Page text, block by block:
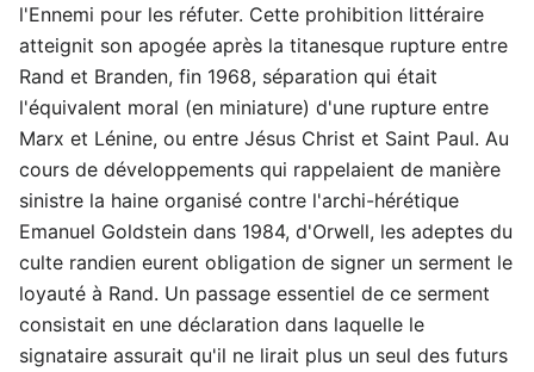
l'Ennemi pour les réfuter. Cette prohibition littéraire
atteignit son apogée après la titanesque rupture entre
Rand et Branden, fin 1968, séparation qui était
l'équivalent moral (en miniature) d'une rupture entre
Marx et Lénine, ou entre Jésus Christ et Saint Paul. Au
cours de développements qui rappelaient de manière
sinistre la haine organisé contre l'archi-hérétique
Emanuel Goldstein dans 1984, d'Orwell, les adeptes du
culte randien eurent obligation de signer un serment le
loyauté à Rand. Un passage essentiel de ce serment
consistait en une déclaration dans laquelle le
signataire assurait qu'il ne lirait plus un seul des futurs